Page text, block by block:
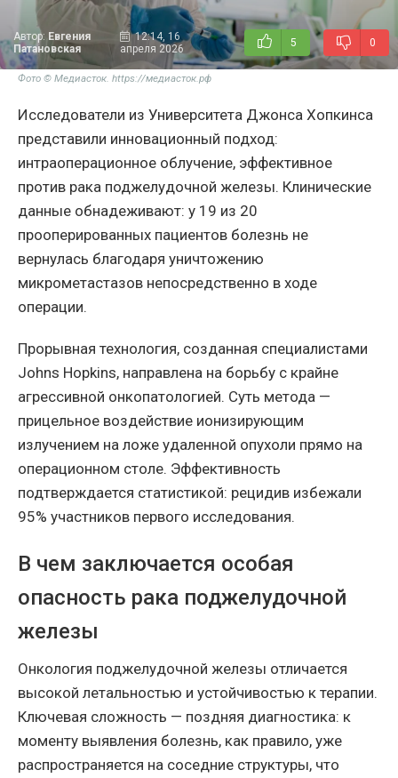
Автор: Евгения
Патановская
12:14, 16
апреля 2026
5 0
Фото © Медиасток. https://медиасток.рф
Исследователи из Университета Джонса Хопкинса
представили инновационный подход:
интраоперационное облучение, эффективное
против рака поджелудочной железы. Клинические
данные обнадеживают: у 19 из 20
прооперированных пациентов болезнь не
вернулась благодаря уничтожению
микрометастазов непосредственно в ходе
операции.
Прорывная технология, созданная специалистами
Johns Hopkins, направлена на борьбу с крайне
агрессивной онкопатологией. Суть метода —
прицельное воздействие ионизирующим
излучением на ложе удаленной опухоли прямо на
операционном столе. Эффективность
подтверждается статистикой: рецидив избежали
95% участников первого исследования.
В чем заключается особая
опасность рака поджелудочной
железы
Онкология поджелудочной железы отличается
высокой летальностью и устойчивостью к терапии.
Ключевая сложность — поздняя диагностика: к
моменту выявления болезнь, как правило, уже
распространяется на соседние структуры, что